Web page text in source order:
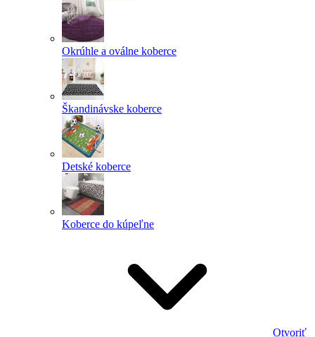
Okrúhle a oválne koberce
Škandinávske koberce
Detské koberce
Koberce do kúpeľne
Otvoriť